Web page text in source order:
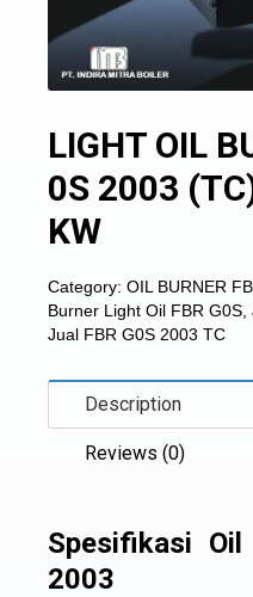
LIGHT OIL
0S 2003
KW
Category: OIL BURNER
Burner Light Oil FBR G0S
Jual FBR G0S 2003 TC
Description
Reviews (0)
Spesifikasi
2003